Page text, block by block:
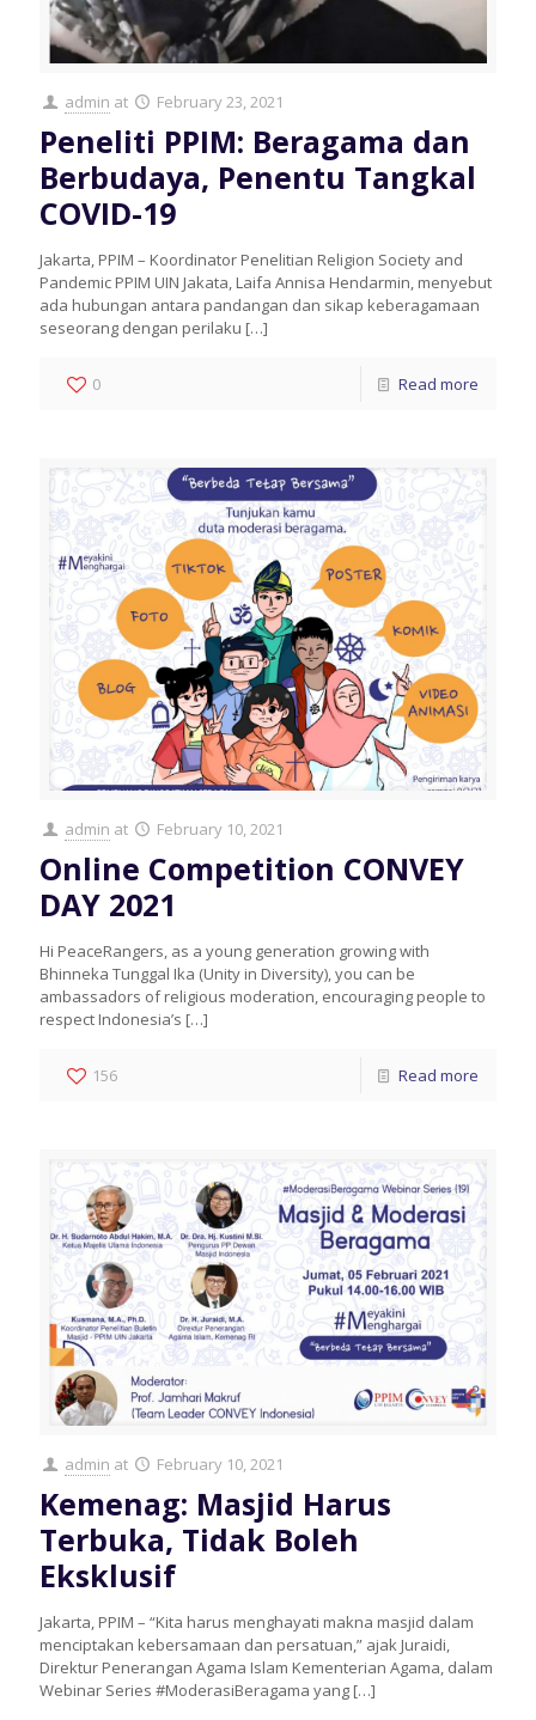
admin at February 23, 2021
Peneliti PPIM: Beragama dan
Berbudaya, Penentu Tangkal
COVID-19
Jakarta, PPIM – Koordinator Penelitian Religion Society and
Pandemic PPIM UIN Jakata, Laifa Annisa Hendarmin, menyebut
ada hubungan antara pandangan dan sikap keberagamaan
seseorang dengan perilaku […]
0 Read more
admin at February 10, 2021
Online Competition CONVEY
DAY 2021
Hi PeaceRangers, as a young generation growing with
Bhinneka Tunggal Ika (Unity in Diversity), you can be
ambassadors of religious moderation, encouraging people to
respect Indonesia’s […]
156 Read more
admin at February 10, 2021
Kemenag: Masjid Harus
Terbuka, Tidak Boleh
Eksklusif
Jakarta, PPIM – “Kita harus menghayati makna masjid dalam
menciptakan kebersamaan dan persatuan,” ajak Juraidi,
Direktur Penerangan Agama Islam Kementerian Agama, dalam
Webinar Series #ModerasiBeragama yang […]